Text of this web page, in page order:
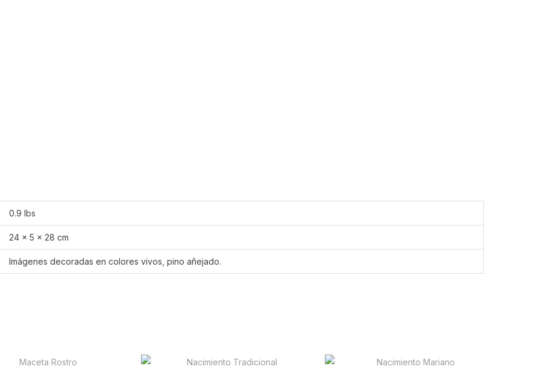
0.9 lbs
24 × 5 × 28 cm
Imágenes decoradas en colores vivos, pino añejado.